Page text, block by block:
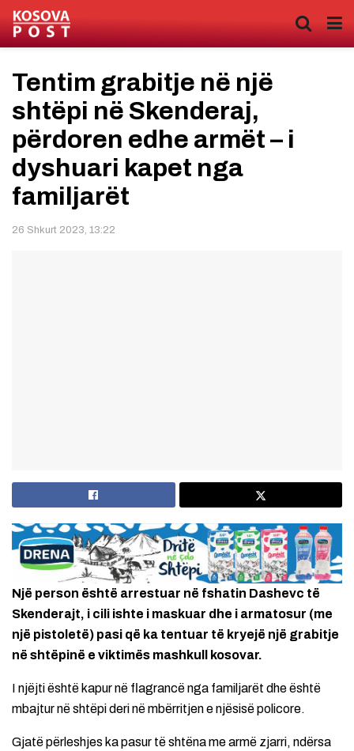
Tentim grabitje në një
shtëpi në Skenderaj,
përdoren edhe armët – i
dyshuari kapet nga
familjarët
26 Shkurt 2023, 13:22
Një person është arrestuar në fshatin Dashevc të
Skenderajt, i cili ishte i maskuar dhe i armatosur (me
një pistoletë) pasi që ka tentuar të kryejë një grabitje
në shtëpinë e viktimës mashkull kosovar.
I njëjti është kapur në flagrancë nga familjarët dhe është
mbajtur në shtëpi deri në mbërritjen e njësisë policore.
Gjatë përleshjes ka pasur të shtëna me armë zjarri, ndërsa